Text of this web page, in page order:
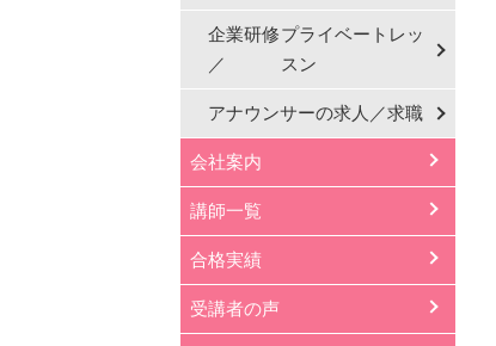
企業研修
／
プライベートレッ
スン
アナウンサーの求人／求職
会社案内
講師一覧
合格実績
受講者の声